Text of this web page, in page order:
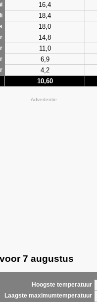
16,4
18,4
18,0
14,8
11,0
6,9
4,2
10,60
Advertentie
7 augustus
Hoogste temperatuur
Laagste maximumtemperatuur